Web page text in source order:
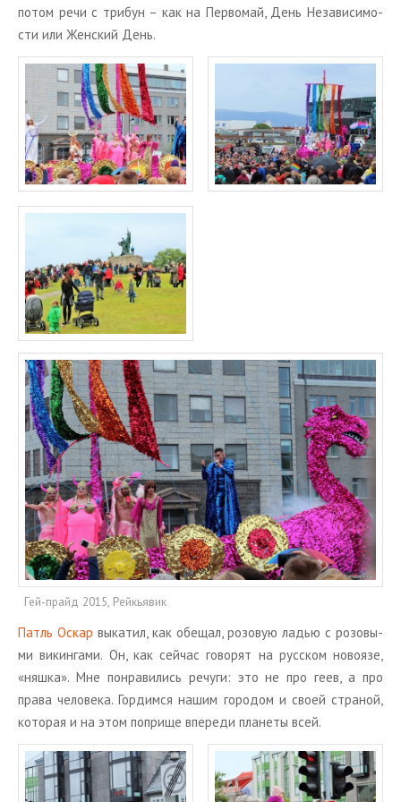
потом речи с три­бун – как на Пер­во­май, День Неза­ви­си­мо­
сти или Жен­ский День.
Гей-прайд 2015, Рейкьявик
Патль Оскар вы­ка­тил, как обе­щал, ро­зо­вую ладью с ро­зо­вы­
ми ви­кин­га­ми. Он, как сей­час го­во­рят на рус­ском но­во­язе,
«няшка». Мне по­нра­ви­лись ре­чу­ги: это не про геев, а про
права че­ло­ве­ка. Гор­дим­ся нашим го­ро­дом и своей стра­ной,
ко­то­рая и на этом по­при­ще впе­ре­ди пла­не­ты всей.